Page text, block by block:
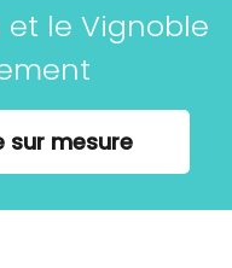
et le Vignoble
sur mesure